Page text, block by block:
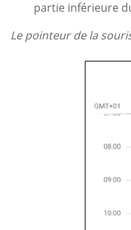
partie inférieure
Le pointeur de la